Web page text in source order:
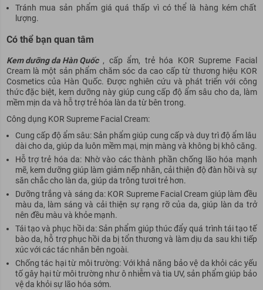
Tránh mua sản phẩm giá quá thấp vì có thể là hàng kém chất
lượng.
Có thể bạn quan tâm
Kem dưỡng da Hàn Quốc, cấp ẩm, trẻ hóa KOR Supreme Facial
Cream là một sản phẩm chăm sóc da cao cấp từ thương hiệu KOR
Cosmetics của Hàn Quốc. Được nghiên cứu và phát triển với công
thức đặc biệt, kem dưỡng này giúp cung cấp độ ẩm sâu cho da, làm
mềm mịn da và hỗ trợ trẻ hóa làn da từ bên trong.
Công dụng KOR Supreme Facial Cream:
Cung cấp độ ẩm sâu: Sản phẩm giúp cung cấp và duy trì độ ẩm lâu
dài cho da, giúp da luôn mềm mại, mịn màng và không bị khô căng.
Hỗ trợ trẻ hóa da: Nhờ vào các thành phần chống lão hóa mạnh
mẽ, kem dưỡng giúp làm giảm nếp nhăn, cải thiện độ đàn hồi và sự
săn chắc cho làn da, giúp da trông tươi trẻ hơn.
Dưỡng trắng và sáng da: KOR Supreme Facial Cream giúp làm đều
màu da, làm sáng và cải thiện sự rạng rỡ của da, giúp làn da trở
nên đều màu và khỏe mạnh.
Tái tạo và phục hồi da: Sản phẩm giúp thúc đẩy quá trình tái tạo tế
bào da, hỗ trợ phục hồi da bị tổn thương và làm dịu da sau khi tiếp
xúc với các tác nhân bên ngoài.
Chống tác hại từ môi trường: Với khả năng bảo vệ da khỏi các yếu
tố gây hại từ môi trường như ô nhiễm và tia UV, sản phẩm giúp bảo
vệ da khỏi sự lão hóa sớm.